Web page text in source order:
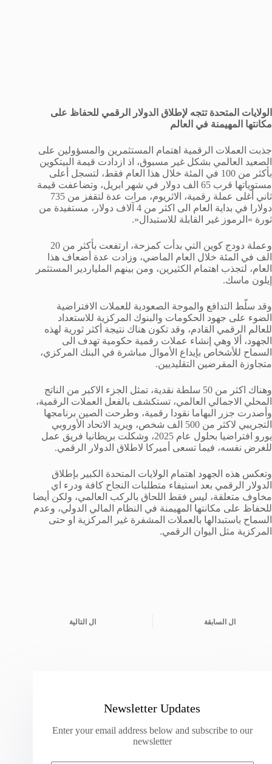
الولايات المتحدة تتجه لإطلاق الدولار الرقمي للحفاظ على
مكانتها المهيمنة في العالم
جذبت العملات الرقمية اهتمام المستثمرين والمسؤولين على
الصعيد العالمي بشكل غير مسبوق، اذ ازدادت قيمة البيتكوين
بأكثر من 100 في المئة خلال هذا العام فقط، لتسجل أعلى
مستوياتها قرب 65 الف دولار في شهر ابريل، وتضاعفت قيمة
ثاني أغلى عملة رقمية، الاثريوم، مرات عدة لتقفز من 735
دولارا في بداية العام الى اكثر من 4 آلاف دولار، مستفيدة من
ثورة »الرموز غير القابلة للاستبدال«.
وعملة دودج كوين التي بدأت كمزحة، ارتفعت بأكثر من 20
الف في المئة خلال العام الماضي، وزادت عدة أضعاف هذا
العام، لتجذب اهتمام الكثيرين، ومن بينهم الملياردير المستثمر
إيلون ماسك.
وقد سلّط التدافع والموجة الصعودية للعملات الافتراضية
الضوء على جهود الحكومات والبنوك المركزية للاستعداد
للعالم الرقمي القادم، وقد تكون هناك نتيجة أكثر ثورية لهذه
الجهود، ألا وهي إنشاء عملات رقمية حكومية تهدف الى
السماح للأشخاص بإيداع الأموال مباشرة في البنك المركزي،
متجاوزة المقرضين التقليديين.
وهناك اكثر من 50 سلطة نقدية، تمثل الجزء الاكبر من الناتج
المحلي الاجمالي العالمي، تستكشف بالفعل العملات الرقمية،
وأصدرت جزر البهاما نقودا رقمية، وطرحت الصين برنامجها
التجريبي لاكثر من 500 الف شخص، ويريد الاتحاد الأوروبي
يورو افتراضيا بحلول عام 2025، وشكلت بريطانيا فريق عمل
للغرض نفسه، فيما تسعى أميركا لاطلاق الدولار الرقمي.
وتعكس هذه الجهود اهتمام الولايات المتحدة الكبير بإطلاق
الدولار الرقمي بعد استيفاء متطلبات النجاح كافة ودرء اي
مخاوف متعلقة، ليس فقط اللحاق بالركب العالمي، ولكن أيضا
للحفاظ على مكانتها المهيمنة في النظام المالي الدولي، وعدم
السماح باستبدالها بالعملات المشفرة غير المركزية او حتى
المركزية مثل اليوان الرقمي.
ال السابقة ال التالية
Newsletter Updates
Enter your email address below and subscribe to our
newsletter